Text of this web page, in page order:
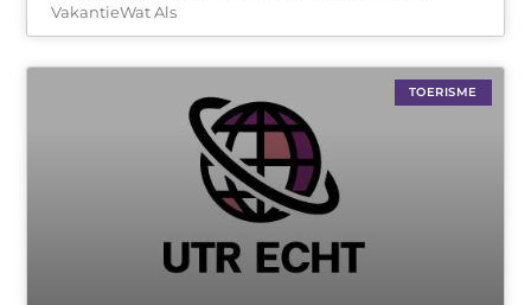
VakantieWat Als
TOERISME